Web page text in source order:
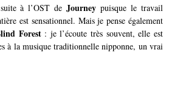
à l’OST deJourneypuisque le travail
est sensationnel. Mais je pense également
Forest: je l’écoute très souvent, elle est
à la musique traditionnelle nipponne, un vrai